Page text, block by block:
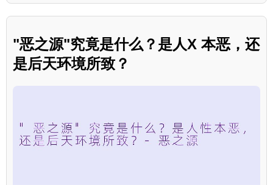
"恶之源"究竟是什么？是人X 本恶，还
是后天环境所致？